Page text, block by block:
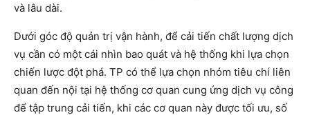
và lâu dài.
Dưới góc độ quản trị vận hành, để cải tiến chất lượng dịch
vụ cần có một cái nhìn bao quát và hệ thống khi lựa chọn
chiến lược đột phá. TP có thể lựa chọn nhóm tiêu chí liên
quan đến nội tại hệ thống cơ quan cung ứng dịch vụ công
để tập trung cải tiến, khi các cơ quan này được tối ưu, số